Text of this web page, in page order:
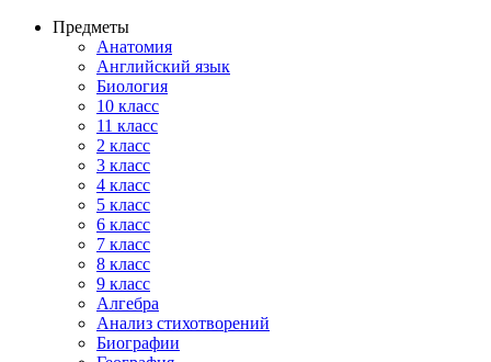
Предметы
Анатомия
Английский язык
Биология
10 класс
11 класс
2 класс
3 класс
4 класс
5 класс
6 класс
7 класс
8 класс
9 класс
Алгебра
Анализ стихотворений
Биографии